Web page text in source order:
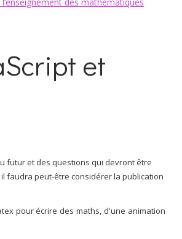
et
futur et des questions qui devront être
faudra peut-être considérer la publication
pour écrire des maths, d'une animation